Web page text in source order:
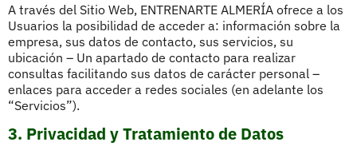
A través del Sitio Web, ENTRENARTE ALMERÍA ofrece a los
Usuarios la posibilidad de acceder a: información sobre la
empresa, sus datos de contacto, sus servicios, su
ubicación – Un apartado de contacto para realizar
consultas facilitando sus datos de carácter personal –
enlaces para acceder a redes sociales (en adelante los
“Servicios”).
3. Privacidad y Tratamiento de Datos